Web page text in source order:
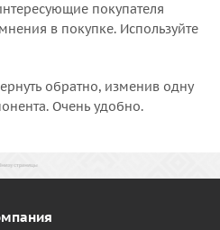
покупателя
в покупке. Используйте
обратно, изменив одну
Очень удобно.